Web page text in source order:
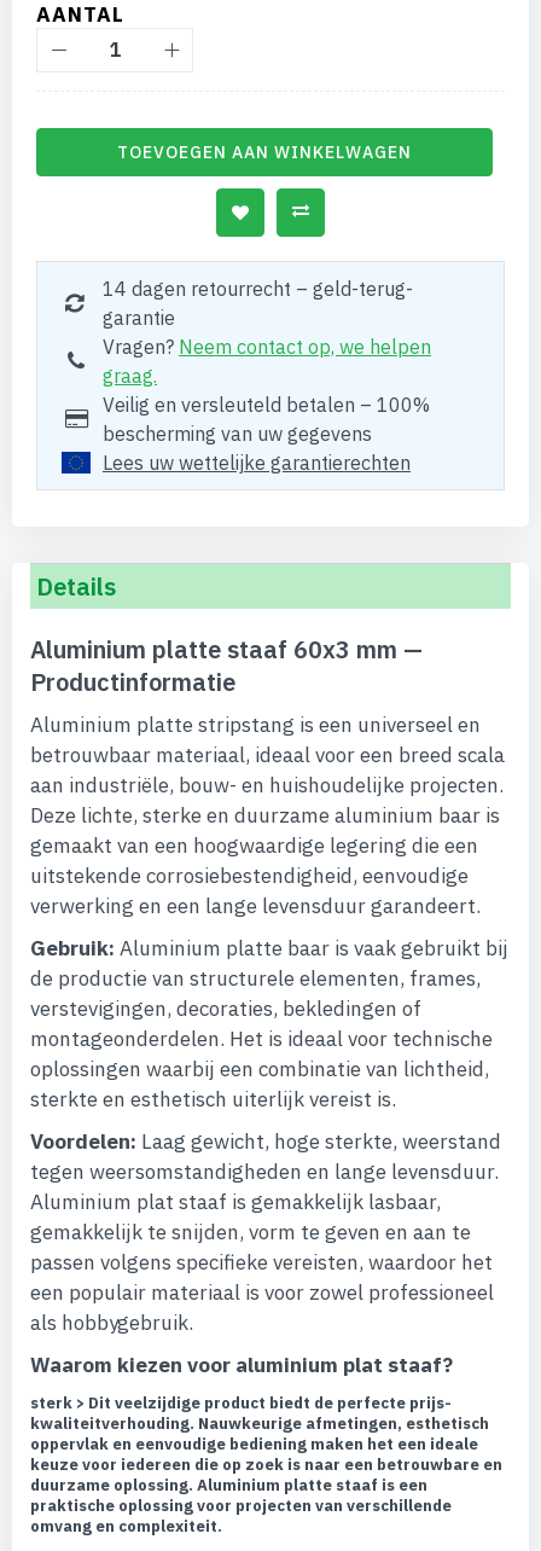
AANTAL
TOEVOEGEN AAN WINKELWAGEN
14 dagen retourrecht – geld-terug-
garantie
Vragen? Neem contact op, we helpen
graag.
Veilig en versleuteld betalen – 100%
bescherming van uw gegevens
Lees uw wettelijke garantierechten
Details
Aluminium platte staaf 60x3 mm —
Productinformatie
Aluminium platte stripstang is een universeel en
betrouwbaar materiaal, ideaal voor een breed scala
aan industriële, bouw- en huishoudelijke projecten.
Deze lichte, sterke en duurzame aluminium baar is
gemaakt van een hoogwaardige legering die een
uitstekende corrosiebestendigheid, eenvoudige
verwerking en een lange levensduur garandeert.
Gebruik: Aluminium platte baar is vaak gebruikt bij
de productie van structurele elementen, frames,
verstevigingen, decoraties, bekledingen of
montageonderdelen. Het is ideaal voor technische
oplossingen waarbij een combinatie van lichtheid,
sterkte en esthetisch uiterlijk vereist is.
Voordelen: Laag gewicht, hoge sterkte, weerstand
tegen weersomstandigheden en lange levensduur.
Aluminium plat staaf is gemakkelijk lasbaar,
gemakkelijk te snijden, vorm te geven en aan te
passen volgens specifieke vereisten, waardoor het
een populair materiaal is voor zowel professioneel
als hobbygebruik.
Waarom kiezen voor aluminium plat staaf?
sterk > Dit veelzijdige product biedt de perfecte prijs-
kwaliteitverhouding. Nauwkeurige afmetingen, esthetisch
oppervlak en eenvoudige bediening maken het een ideale
keuze voor iedereen die op zoek is naar een betrouwbare en
duurzame oplossing. Aluminium platte staaf is een
praktische oplossing voor projecten van verschillende
omvang en complexiteit.